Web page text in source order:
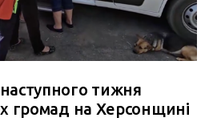
тижня
громад на Херсонщині